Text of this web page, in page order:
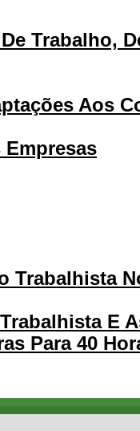
Trabalho,
Aos
Trabalhista
E
Para 40